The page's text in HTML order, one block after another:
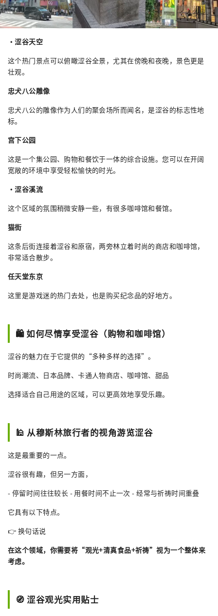
・涩谷天空
这个热门景点可以俯瞰涩谷全景，尤其在傍晚和夜晚，景色更是
壮观。
忠犬八公雕像
忠犬八公的雕像作为人们的聚会场所而闻名，是涩谷的标志性地
标。
宫下公园
这是一个集公园、购物和餐饮于一体的综合设施。您可以在开阔
宽敞的环境中享受轻松愉快的时光。
・涩谷溪流
这个区域的氛围稍微安静一些，有很多咖啡馆和餐馆。
猫街
这条后街连接着涩谷和原宿，两旁林立着时尚的商店和咖啡馆，
非常适合散步。
任天堂东京
这里是游戏迷的热门去处，也是购买纪念品的好地方。
🛍️ 如何尽情享受涩谷（购物和咖啡馆）
涩谷的魅力在于它提供的“多种多样的选择”。
时尚潮流、日本品牌、卡通人物商店、咖啡馆、甜品
选择适合自己用途的区域，可以更高效地享受乐趣。
🕌 从穆斯林旅行者的视角游览涩谷
这是最重要的一点。
涩谷很有趣，但另一方面，
- 停留时间往往较长 - 用餐时间不止一次 - 经常与祈祷时间重叠
它具有以下特点。
👉 换句话说
在这个领域，你需要将“观光+清真食品+祈祷”视为一个整体来
考虑。
🧭 涩谷观光实用贴士